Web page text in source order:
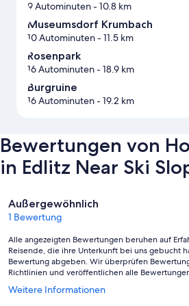
9 Autominuten- 10.8 km
Museumsdorf Krumbach
10 Autominuten- 11.5 km
Rosenpark
16 Autominuten- 18.9 km
Burgruine
16 Autominuten- 19.2 km
Bewertungen von
in Edlitz Near Ski
Bewertungen
Außergewöhnlich
1 Bewertung
Alle angezeigten Bewertungen beruhen auf
Reisende, die ihre Unterkunft bei uns gebucht
Bewertung abgeben. Wir überprüfen
Richtlinien und veröffentlichen alle
Weitere Informationen
Wird